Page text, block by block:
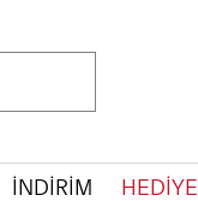
İNDİRİM HEDİYE